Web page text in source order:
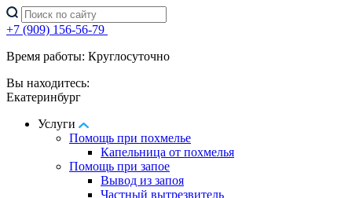
+7 (909) 156-56-79
Время работы: Круглосуточно
Вы находитесь:
Екатеринбург
Услуги
Помощь при похмелье
Капельница от похмелья
Помощь при запое
Вывод из запоя
Частный вытрезвитель